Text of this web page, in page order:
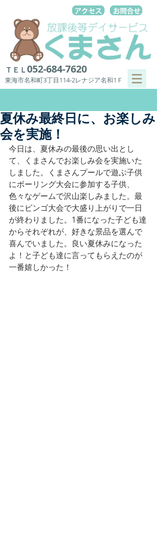
ＴＥＬ052-684-7620
東海市名和町3丁目114-2レナジア名和1Ｆ
夏休み最終日に、お楽しみ
会を実施！
今日は、夏休みの最後の思い出とし
て、くまさんでお楽しみ会を実施いた
しました。くまさんプールで遊ぶ子供
にボーリング大会に参加する子供、
色々なゲームで沢山楽しみました。最
後にビンゴ大会で大盛り上がりで一日
が終わりました。1番になった子ども達
からそれぞれが、好きな景品を選んで
喜んでいました。良い夏休みになった
よ！と子ども達に言ってもらえたのが
一番嬉しかった！